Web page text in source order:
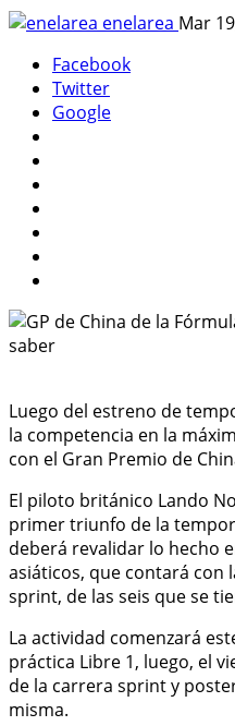
enelarea Mar
Facebook
Twitter
Google
Luego del estreno de
la competencia en la
con el Gran Premio de
El piloto británico Lando
primer triunfo de la
deberá revalidar lo hecho
asiáticos, que contará con
sprint, de las seis que se
La actividad comenzará
práctica Libre 1, luego, el
de la carrera sprint y
misma.